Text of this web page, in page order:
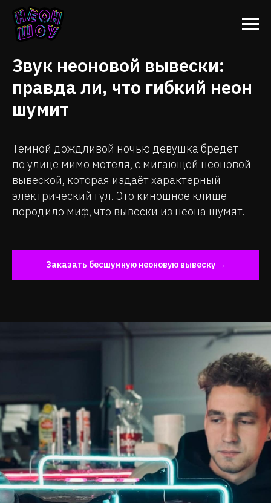
Звук неоновой вывески:
правда ли, что гибкий неон
шумит
Тёмной дождливой ночью девушка бредёт
по улице мимо мотеля, с мигающей неоновой
вывеской, которая издаёт характерный
электрический гул. Это киношное клише
породило миф, что вывески из неона шумят.
Заказать бесшумную неоновую вывеску →